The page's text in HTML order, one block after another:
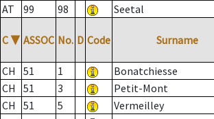
AT
99 98 Seetal
C ▼ ASSOC No. D Code Surname
CH 51 1 Bonatchiesse
CH
51 3 Petit-Mont
CH
51 5 Vermeilley